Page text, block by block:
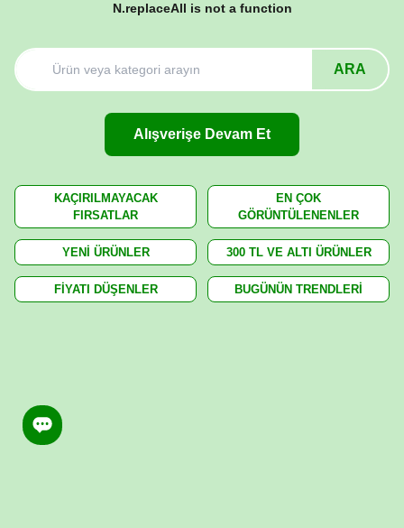
N.replaceAll is not a function
ARA
Alışverişe Devam Et
KAÇIRILMAYACAK
FIRSATLAR
EN ÇOK
GÖRÜNTÜLENENLER
YENİ ÜRÜNLER 300 TL VE ALTI ÜRÜNLER
FİYATI DÜŞENLER BUGÜNÜN TRENDLERİ